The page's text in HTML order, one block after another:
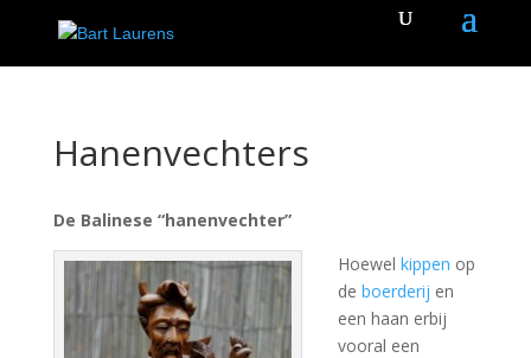
Hanenvechters
De Balinese “hanenvechter”
Hoewel kippen op
de boerderij en
een haan erbij
vooral een